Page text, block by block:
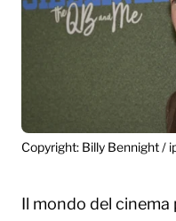
Copyright: Billy Bennight /
Il mondo del cinema